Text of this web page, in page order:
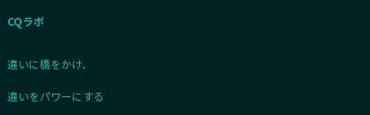
CQラボ
違いに橋をかけ、
違いをパワーにする